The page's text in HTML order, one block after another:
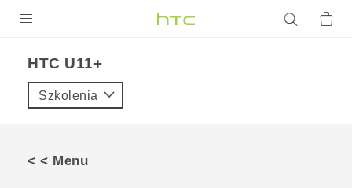
VIVE
HTC U11+‎
Szkolenia
< < Menu